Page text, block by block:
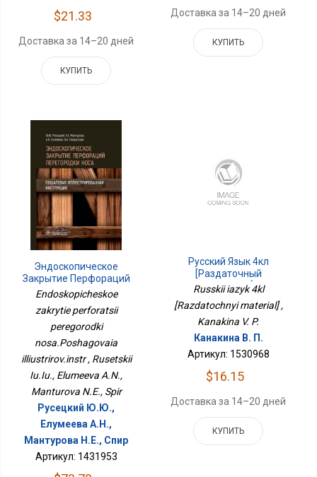
$21.33
Доставка за 14–20 дней
КУПИТЬ
Доставка за 14–20 дней
КУПИТЬ
Эндоскопическое
Закрытие Перфораций
Перегородки
Носа.Пошаговая
Иллюстриров.инстр
Endoskopicheskoe
zakrytie perforatsii
peregorodki
nosa.Poshagovaia
illiustrirov.instr , Rusetskii
Iu.Iu., Elumeeva A.N.,
Manturova N.E., Spir
Русецкий Ю.Ю.,
Елумеева А.Н.,
Мантурова Н.Е., Спир
Артикул: 1431953
Русский Язык 4кл
[Раздаточный
Материал]
Russkii iazyk 4kl
[Razdatochnyi material] ,
Kanakina V. P.
Канакина В. П.
Артикул: 1530968
$16.15
Доставка за 14–20 дней
КУПИТЬ